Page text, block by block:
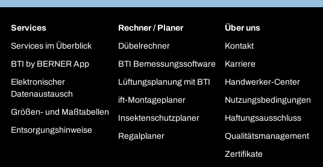
Services
Services im Überblick
BTI by BERNER App
Elektronischer
Datenaustausch
Größen- und Maßtabellen
Entsorgungshinweise
Rechner / Planer
Dübelrechner
BTI Bemessungssoftware
Lüftungsplanung mit BTI
ift-Montageplaner
Insektenschutzplaner
Regalplaner
Über uns
Kontakt
Karriere
Handwerker-Center
Nutzungsbedingungen
Haftungsausschluss
Qualitätsmanagement
Zertifikate